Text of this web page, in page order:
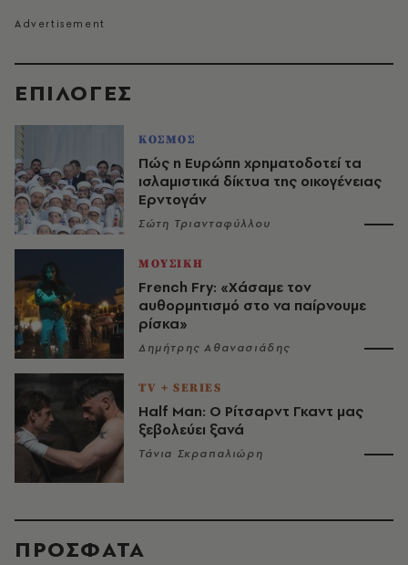
EΠΙΛΟΓΈΣ
ΚΟΣΜΟΣ
Πώς η Ευρώπη χρηματοδοτεί τα
ισλαμιστικά δίκτυα της οικογένειας
Ερντογάν
Σώτη Τριανταφύλλου
ΜΟΥΣΙΚΗ
French Fry: «Χάσαμε τον
αυθορμητισμό στο να παίρνουμε
ρίσκα»
Δημήτρης Αθανασιάδης
TV + SERIES
Half Man: Ο Ρίτσαρντ Γκαντ μας
ξεβολεύει ξανά
Τάνια Σκραπαλιώρη
ΠΡΟΣΦΑΤΑ